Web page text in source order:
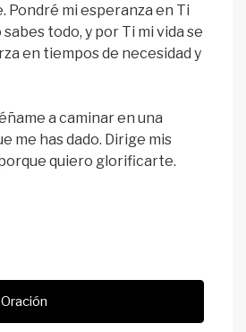
Pondré mi esperanza en Ti
todo, y por Ti mi vida se
en tiempos de necesidad y
a caminar en una
me has dado. Dirige mis
quiero glorificarte.